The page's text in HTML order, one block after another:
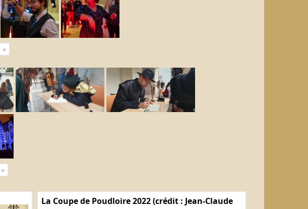
»
»
La Coupe de Poudloire 2022 (crédit : Jean-Claude